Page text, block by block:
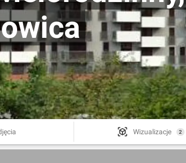
Wizualizacje 2